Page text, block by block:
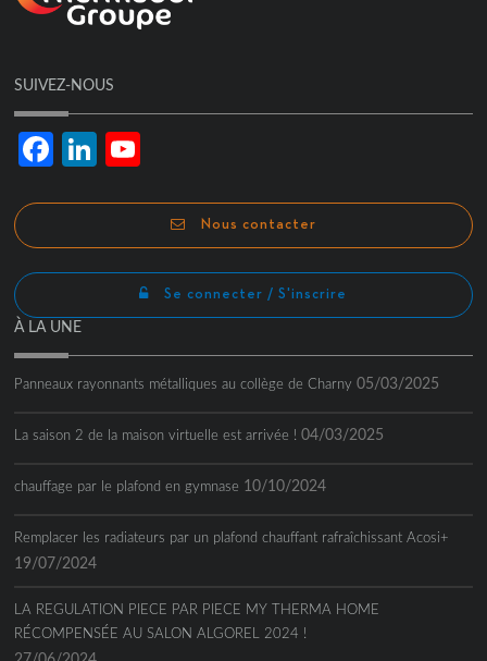
SUIVEZ-NOUS
FacebookLinkedIn
Nous contacter
Se connecter / S'inscrire
À LA UNE
Panneaux rayonnants métalliques au collège de Charny 05/03/2025
La saison 2 de la maison virtuelle est arrivée ! 04/03/2025
chauffage par le plafond en gymnase 10/10/2024
Remplacer les radiateurs par un plafond chauffant rafraîchissant Acosi+
19/07/2024
LA REGULATION PIECE PAR PIECE MY THERMA HOME
RÉCOMPENSÉE AU SALON ALGOREL 2024 !